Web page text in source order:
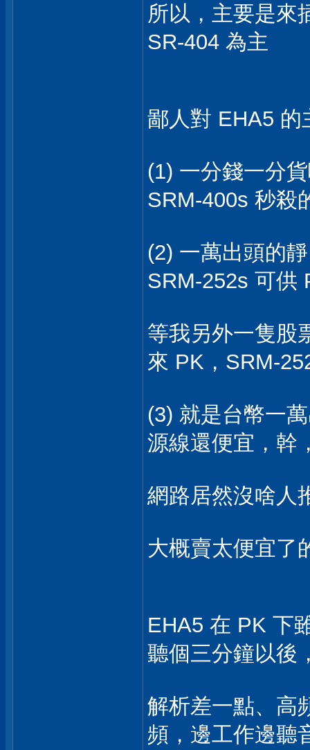
所以，主要是來
SR-404 為主
鄙人對 EHA5 的
(1) 一分錢一分
SRM-400s 秒殺
(2) 一萬出頭的
SRM-252s 可供
等我另外一隻股
來 PK，SRM-
(3) 就是台幣一
源線還便宜，幹
網路居然沒啥人
大概賣太便宜了
EHA5 在 PK 下
聽個三分鐘以後
解析差一點、高
頻，邊工作邊聽